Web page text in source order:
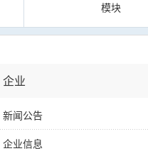
模块
企业
新闻公告
企业信息